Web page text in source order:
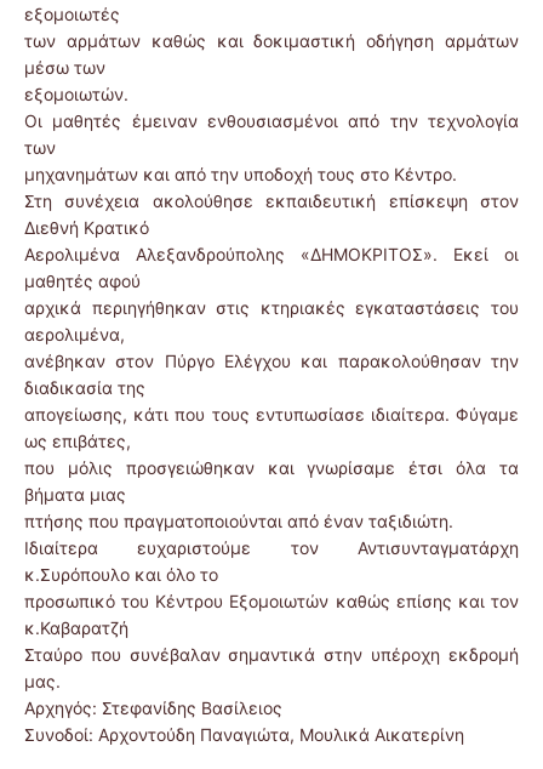
εξομοιωτές
των αρμάτων καθώς και δοκιμαστική οδήγηση αρμάτων
μέσω των
εξομοιωτών.
Οι μαθητές έμειναν ενθουσιασμένοι από την τεχνολογία
των
μηχανημάτων και από την υποδοχή τους στο Κέντρο.
Στη συνέχεια ακολούθησε εκπαιδευτική επίσκεψη στον
Διεθνή Κρατικό
Αερολιμένα Αλεξανδρούπολης «ΔΗΜΟΚΡΙΤΟΣ». Εκεί οι
μαθητές αφού
αρχικά περιηγήθηκαν στις κτηριακές εγκαταστάσεις του
αερολιμένα,
ανέβηκαν στον Πύργο Ελέγχου και παρακολούθησαν την
διαδικασία της
απογείωσης, κάτι που τους εντυπωσίασε ιδιαίτερα. Φύγαμε
ως επιβάτες,
που μόλις προσγειώθηκαν και γνωρίσαμε έτσι όλα τα
βήματα μιας
πτήσης που πραγματοποιούνται από έναν ταξιδιώτη.
Ιδιαίτερα ευχαριστούμε τον Αντισυνταγματάρχη
κ.Συρόπουλο και όλο το
προσωπικό του Κέντρου Εξομοιωτών καθώς επίσης και τον
κ.Καβαρατζή
Σταύρο που συνέβαλαν σημαντικά στην υπέροχη εκδρομή
μας.
Αρχηγός: Στεφανίδης Βασίλειος
Συνοδοί: Αρχοντούδη Παναγιώτα, Μουλικά Αικατερίνη